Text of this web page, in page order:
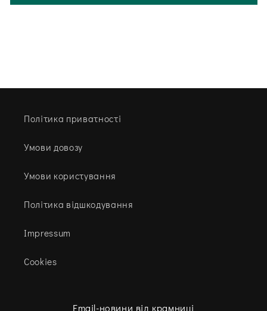
Політика приватності
Умови довозу
Умови користування
Політика відшкодування
Impressum
Cookies
Email-новини від крамниці